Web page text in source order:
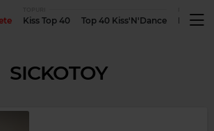
Kiss Top 40 Top 40 Kiss'N'Dance
SICKOTOY